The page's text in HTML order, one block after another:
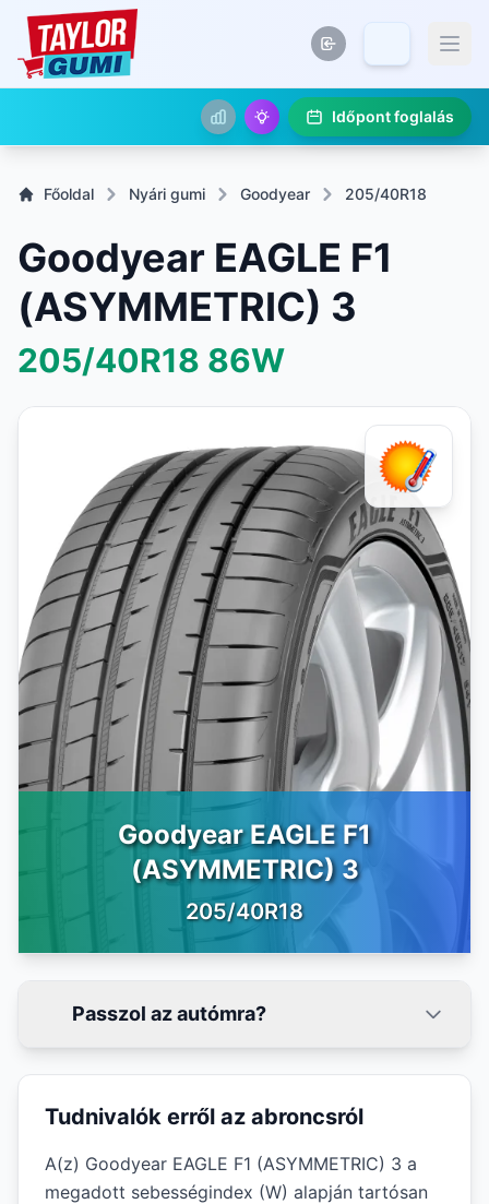
Időpont foglalás
Főoldal Nyári gumi Goodyear 205/40R18
Goodyear EAGLE F1
(ASYMMETRIC) 3
205/40R18 86W
Goodyear EAGLE F1
(ASYMMETRIC) 3
205/40R18
Passzol az autómra?
Tudnivalók erről az abroncsról
A(z) Goodyear EAGLE F1 (ASYMMETRIC) 3 a
megadott sebességindex (W) alapján tartósan